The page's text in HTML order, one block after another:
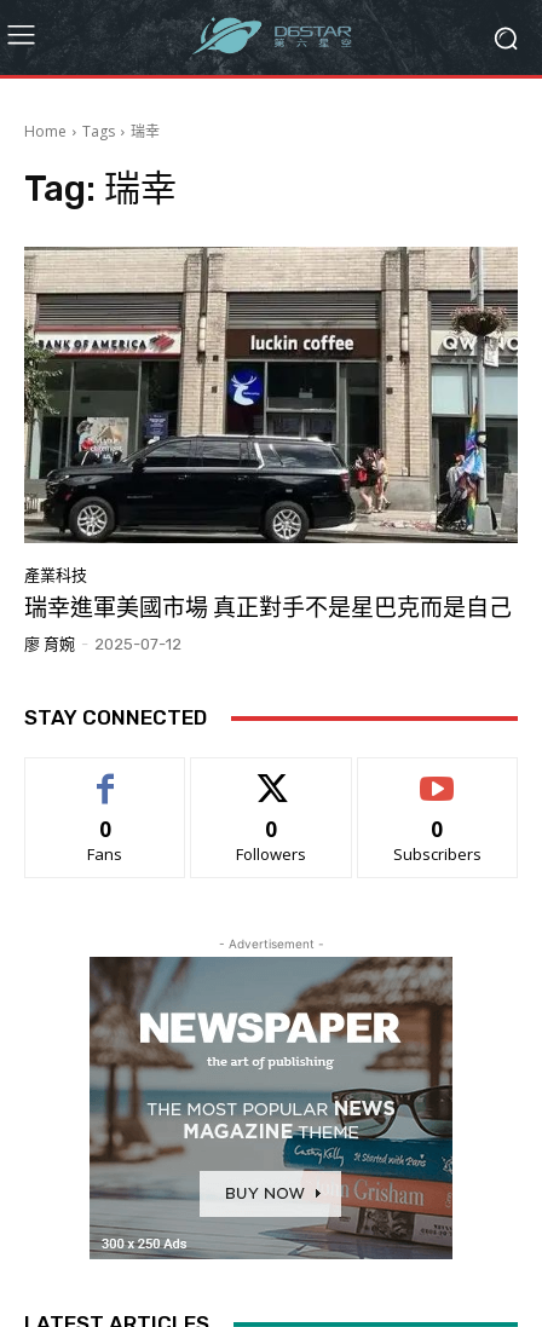
Home Tags 瑞幸
Tag: 瑞幸
產業科技
瑞幸進軍美國市場 真正對手不是星巴克而是自己
廖 育婉 - 2025-07-12
STAY CONNECTED
0
Fans
0
Followers
0
Subscribers
- Advertisement -